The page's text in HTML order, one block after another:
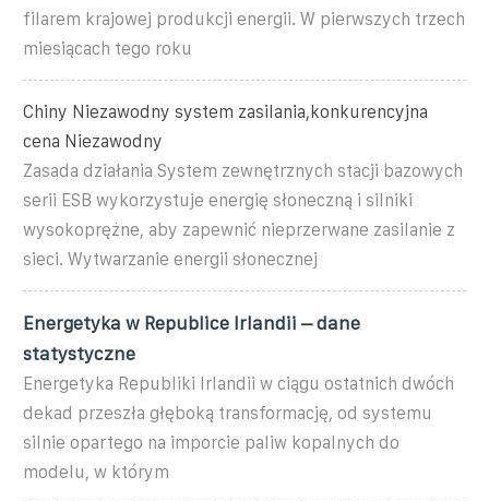
filarem krajowej produkcji energii. W pierwszych trzech
miesiącach tego roku
Chiny Niezawodny system zasilania,konkurencyjna
cena Niezawodny
Zasada działania System zewnętrznych stacji bazowych
serii ESB wykorzystuje energię słoneczną i silniki
wysokoprężne, aby zapewnić nieprzerwane zasilanie z
sieci. Wytwarzanie energii słonecznej
Energetyka w Republice Irlandii – dane
statystyczne
Energetyka Republiki Irlandii w ciągu ostatnich dwóch
dekad przeszła głęboką transformację, od systemu
silnie opartego na imporcie paliw kopalnych do
modelu, w którym